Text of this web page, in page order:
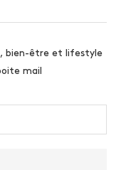
bien-être et lifestyle
mail